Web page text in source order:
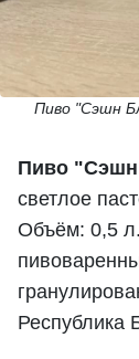
Пиво "Сэшн
Пиво "Сэшн
светлое
Объём: 0,5
Республика